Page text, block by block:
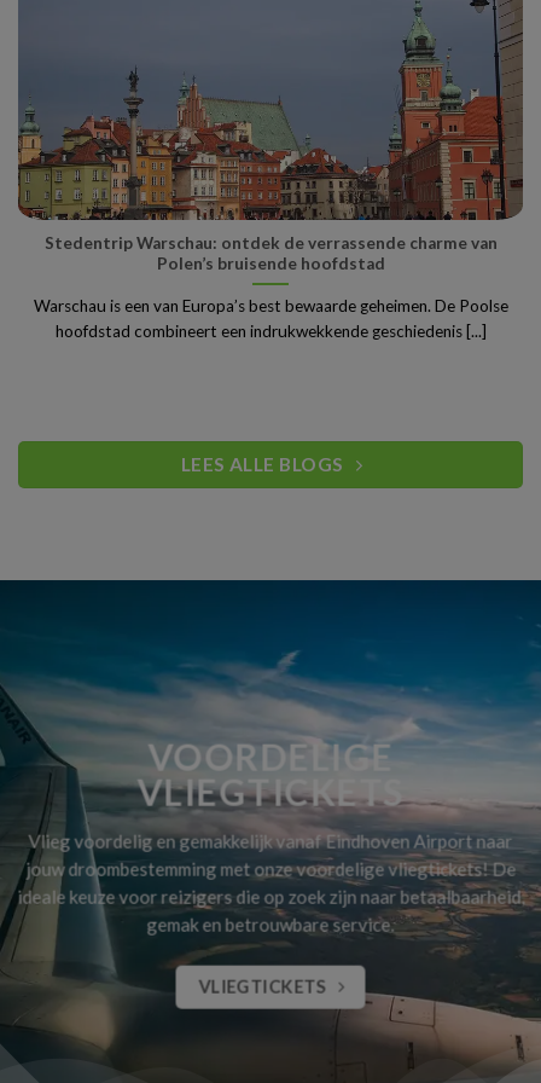
Stedentrip Warschau: ontdek de verrassende charme van
Polen’s bruisende hoofdstad
Warschau is een van Europa’s best bewaarde geheimen. De Poolse
hoofdstad combineert een indrukwekkende geschiedenis [...]
LEES ALLE BLOGS
VOORDELIGE
VLIEGTICKETS
Vlieg voordelig en gemakkelijk vanaf Eindhoven Airport naar
jouw droombestemming met onze voordelige vliegtickets! De
ideale keuze voor reizigers die op zoek zijn naar betaalbaarheid,
gemak en betrouwbare service.
VLIEGTICKETS